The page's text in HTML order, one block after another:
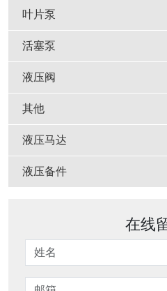
叶片泵
活塞泵
液压阀
其他
液压马达
液压备件
在线